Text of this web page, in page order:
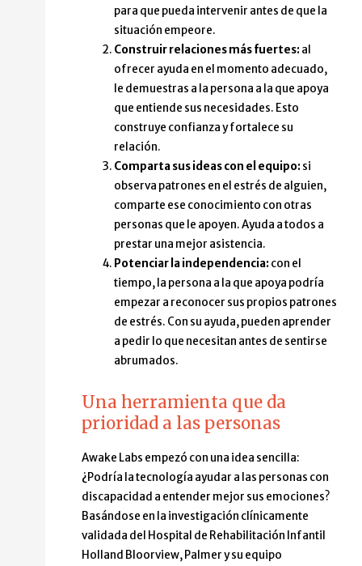
para que pueda intervenir antes de que la
situación empeore.
Construir relaciones más fuertes: al
ofrecer ayuda en el momento adecuado,
le demuestras a la persona a la que apoya
que entiende sus necesidades. Esto
construye confianza y fortalece su
relación.
Comparta sus ideas con el equipo: si
observa patrones en el estrés de alguien,
comparte ese conocimiento con otras
personas que le apoyen. Ayuda a todos a
prestar una mejor asistencia.
Potenciar la independencia: con el
tiempo, la persona a la que apoya podría
empezar a reconocer sus propios patrones
de estrés. Con su ayuda, pueden aprender
a pedir lo que necesitan antes de sentirse
abrumados.
Una herramienta que da
prioridad a las personas
Awake Labs empezó con una idea sencilla:
¿Podría la tecnología ayudar a las personas con
discapacidad a entender mejor sus emociones?
Basándose en la investigación clínicamente
validada del Hospital de Rehabilitación Infantil
Holland Bloorview, Palmer y su equipo